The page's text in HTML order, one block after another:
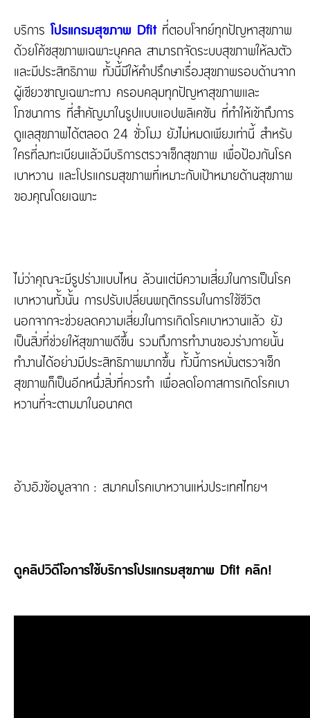
บริการโปรแกรมสุขภาพ Dfit ที่ตอบโจทย์ทุกปัญหาสุขภาพ
ด้วยโค้ชสุขภาพเฉพาะบุคคล สามารถจัดระบบสุขภาพให้ลงตัว
และมีประสิทธิภาพ ทั้งนี้มีให้คำปรึกษาเรื่องสุขภาพรอบด้านจาก
ผู้เชียวชาญเฉพาะทาง ครอบคลุมทุกปัญหาสุขภาพและ
โภชนาการ ที่สำคัญมาในรูปแบบแอปพลิเคชัน ที่ทำให้เข้าถึงการ
ดูแลสุขภาพได้ตลอด 24 ชั่วโมง ยังไม่หมดเพียงเท่านี้ สำหรับ
ใครที่ลงทะเบียนแล้วมีบริการตรวจเช็กสุขภาพ เพื่อป้องกันโรค
เบาหวาน และโปรแกรมสุขภาพที่เหมาะกับเป้าหมายด้านสุขภาพ
ของคุณโดยเฉพาะ
ไม่ว่าคุณจะมีรูปร่างแบบไหน ล้วนแต่มีความเสี่ยงในการเป็นโรค
เบาหวานทั้งนั้น การปรับเปลี่ยนพฤติกรรมในการใช้ชีวิต
นอกจากจะช่วยลดความเสี่ยงในการเกิดโรคเบาหวานแล้ว ยัง
เป็นสิ่งที่ช่วยให้สุขภาพดีขึ้น รวมถึงการทำงานของร่างกายนั้น
ทำงานได้อย่างมีประสิทธิภาพมากขึ้น ทั้งนี้การหมั่นตรวจเช็ก
สุขภาพก็เป็นอีกหนึ่งสิ่งที่ควรทำ เพื่อลดโอกาสการเกิดโรคเบา
หวานที่จะตามมาในอนาคต
อ้างอิงข้อมูลจาก : สมาคมโรคเบาหวานแห่งประเทศไทยฯ
ดูคลิปวิดีโอการใช้บริการโปรแกรมสุขภาพ Dfit คลิก!